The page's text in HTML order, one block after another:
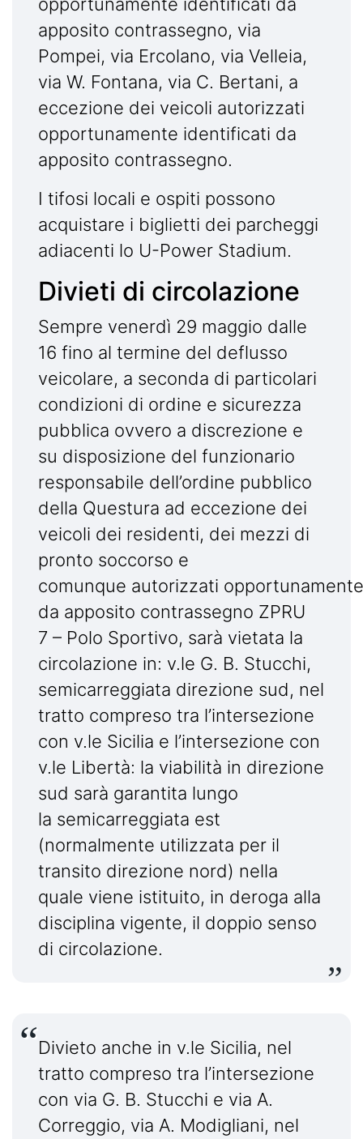
apposito contrassegno, via
Pompei, via Ercolano, via Velleia,
via W. Fontana, via C. Bertani, a
eccezione dei veicoli autorizzati
opportunamente identificati da
apposito contrassegno.
I tifosi locali e ospiti possono
acquistare i biglietti dei parcheggi
adiacenti lo U-Power Stadium.
Divieti di circolazione
Sempre venerdì 29 maggio dalle
16 fino al termine del deflusso
veicolare, a seconda di particolari
condizioni di ordine e sicurezza
pubblica ovvero a discrezione e
su disposizione del funzionario
responsabile dell’ordine pubblico
della Questura ad eccezione dei
veicoli dei residenti, dei mezzi di
pronto soccorso e
comunque autorizzati
da apposito contrassegno ZPRU
7 – Polo Sportivo, sarà vietata la
circolazione in: v.le G. B. Stucchi,
semicarreggiata direzione sud, nel
tratto compreso tra l’intersezione
con v.le Sicilia e l’intersezione con
v.le Libertà: la viabilità in direzione
sud sarà garantita lungo
la semicarreggiata est
(normalmente utilizzata per il
transito direzione nord) nella
quale viene istituito, in deroga alla
disciplina vigente, il doppio senso
di circolazione.
Divieto anche in v.le Sicilia, nel
tratto compreso tra l’intersezione
con via G. B. Stucchi e via A.
Correggio, via A. Modigliani, nel